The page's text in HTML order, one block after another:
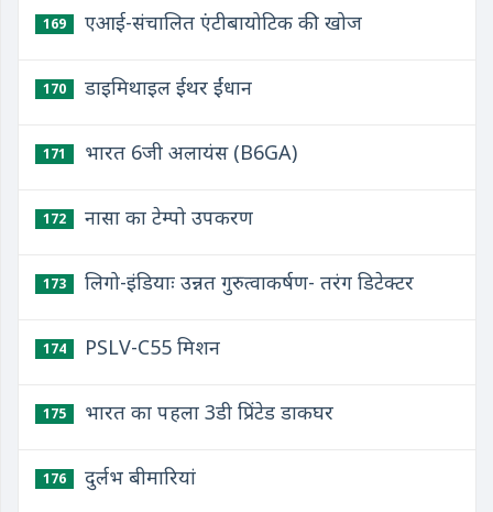
169 एआई-संचालित एंटीबायोटिक की खोज
170 डाइमिथाइल ईथर ईंधान
171 भारत 6जी अलायंस (B6GA)
172 नासा का टेम्पो उपकरण
173 लिगो-इंडियाः उन्नत गुरुत्वाकर्षण- तरंग डिटेक्टर
174 PSLV-C55 मिशन
175 भारत का पहला 3डी प्रिंटेड डाकघर
176 दुर्लभ बीमारियां